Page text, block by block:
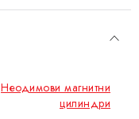
Неодимови магнитни
цилиндри